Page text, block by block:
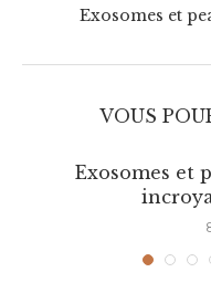
Exosomes et
VOUS
Exosomes et